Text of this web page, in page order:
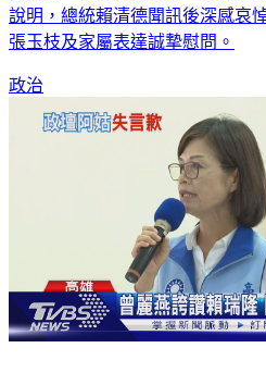
室昏迷，送醫搶救不治，享壽90
說明，總統賴清德聞訊後深感哀